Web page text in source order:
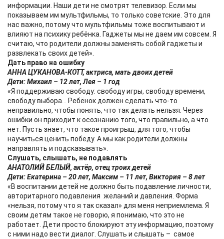
информации. Наши дети не смотрят телевизор. Если мы
показываем им мультфильмы, то только советские. Это для
нас важно, потому что мультфильмы тоже воспитывают и
влияют на психику ребёнка. Гаджеты мы не даем им совсем. Я
считаю, что родители должны заменять собой гаджеты и
развлекать своих детей».
Дать право на ошибку
АННА ЦУКАНОВА-КОТТ, актриса, мать двоих детей
Дети: Михаил – 12 лет, Лея – 1 год
«Я поддерживаю свободу: свободу игры, свободу времени,
свободу выбора… Ребёнок должен сделать что-то
неправильно, чтобы понять, что так делать нельзя. Через
ошибки он приходит к осознанию того, что правильно, а что
нет. Пусть знает, что такое проигрыш, для того, чтобы
научиться ценить победу. А мы как родители должны
направлять и подсказывать».
Слушать, слышать, не подавлять
АНАТОЛИЙ БЕЛЫЙ, актёр, отец троих детей
Дети: Екатерина – 20 лет, Максим – 11 лет, Виктория – 8 лет
«В воспитании детей не должно быть подавление личности,
авторитарного подавления желаний и давления. Форма
«нельзя, потому что я так сказал» для меня неприемлема. Я
своим детям такое не говорю, я понимаю, что это не
работает. Дети просто блокируют эту информацию, поэтому
с ними надо вести диалог. Слушать и слышать – самое